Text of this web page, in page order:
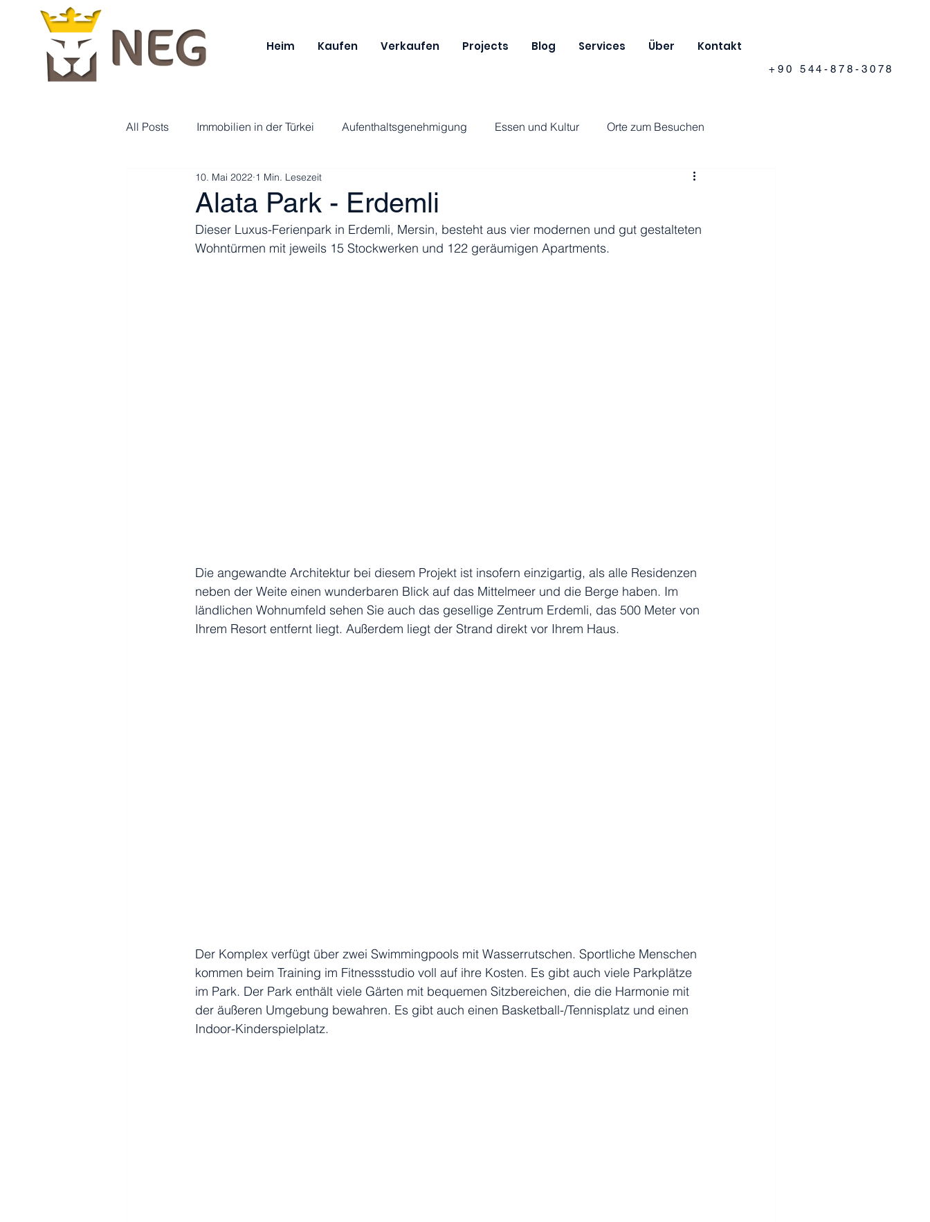
Heim Kaufen Verkaufen Projects Blog Services Über Kontakt
+90 544-878-3078
All Posts Immobilien in der Türkei Aufenthaltsgenehmigung Essen und Kultur Orte zum Besuchen
Alata Park - Erdemli
10. Mai 2022 1 Min. Lesezeit
Dieser Luxus-Ferienpark in Erdemli, Mersin, besteht aus vier modernen und gut gestalteten
Wohntürmen mit jeweils 15 Stockwerken und 122 geräumigen Apartments.
Die angewandte Architektur bei diesem Projekt ist insofern einzigartig, als alle Residenzen
neben der Weite einen wunderbaren Blick auf das Mittelmeer und die Berge haben. Im
ländlichen Wohnumfeld sehen Sie auch das gesellige Zentrum Erdemli, das 500 Meter von
Ihrem Resort entfernt liegt. Außerdem liegt der Strand direkt vor Ihrem Haus.
Der Komplex verfügt über zwei Swimmingpools mit Wasserrutschen. Sportliche Menschen
kommen beim Training im Fitnessstudio voll auf ihre Kosten. Es gibt auch viele Parkplätze
im Park. Der Park enthält viele Gärten mit bequemen Sitzbereichen, die die Harmonie mit
der äußeren Umgebung bewahren. Es gibt auch einen Basketball-/Tennisplatz und einen
Indoor-Kinderspielplatz.